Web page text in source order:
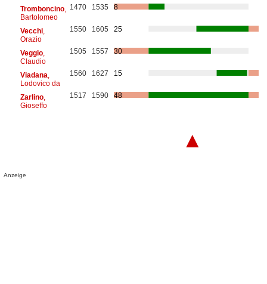
Tromboncino,
Bartolomeo
1470 1535 8
Vecchi,
Orazio
1550 1605 25
Veggio,
Claudio
1505 1557 30
Viadana
Lodovico da
1560 1627 15
Zarlino,
Gioseffo
1517 1590 48
▲
Anzeige